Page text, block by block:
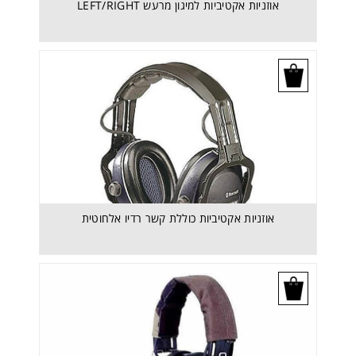
אוזניות אקטיביות למיגון מרעש LEFT/RIGHT
אוזניות אקטיביות כוללת קשר רדיו אלחוטית
אוזניות אקטיביות כוללת קשר רדיו אלחוטית